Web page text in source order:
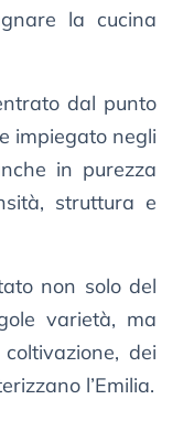
la cucina
dal punto
impiegato negli
in purezza
struttura e
non solo del
varietà, ma
dei
l’Emilia.